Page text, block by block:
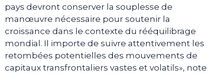
pays devront conserver la souplesse de
manœuvre nécessaire pour soutenir la
croissance dans le contexte du rééquilibrage
mondial. Il importe de suivre attentivement les
retombées potentielles des mouvements de
capitaux transfrontaliers vastes et volatils», note